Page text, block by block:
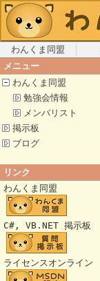
わんくま同盟
メニュー
わんくま同盟
勉強会情報
メンバリスト
掲示板
ブログ
リンク
わんくま同盟
C#, VB.NET 掲示板
ライセンスオンライン